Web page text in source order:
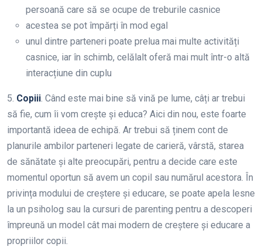
persoană care să se ocupe de treburile casnice
acestea se pot împărți în mod egal
unul dintre parteneri poate prelua mai multe activități
casnice, iar în schimb, celălalt oferă mai mult într-o altă
interacțiune din cuplu
5. Copiii . Când este mai bine să vină pe lume, câți ar trebui
să fie, cum îi vom crește și educa? Aici din nou, este foarte
importantă ideea de echipă. Ar trebui să ținem cont de
planurile ambilor parteneri legate de carieră, vârstă, starea
de sănătate și alte preocupări, pentru a decide care este
momentul oportun să avem un copil sau numărul acestora. În
privința modului de creștere și educare, se poate apela lesne
la un psiholog sau la cursuri de parenting pentru a descoperi
împreună un model cât mai modern de creștere și educare a
propriilor copii.